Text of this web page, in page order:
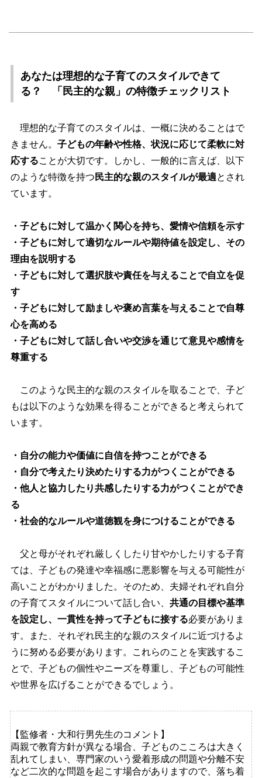
あなたは理想的な子育てのスタイルできて
る？ 「民主的な親」の特徴チェックリスト
理想的な子育てのスタイルは、一概に決めることはで
きません。 子どもの年齢や性格、状況に応じて柔軟に対
応することが大切です。しかし、一般的に言えば、以下
のような特徴を持つ 民主的な親のスタイルが最適とされ
ています。
・子どもに対して温かく関心を持ち、愛情や信頼を示す
・子どもに対して適切なルールや期待値を設定し、その
理由を説明する
・子どもに対して選択肢や責任を与えることで自立を促
す
・子どもに対して励ましや褒め言葉を与えることで自尊
心を高める
・子どもに対して話し合いや交渉を通じて意見や感情を
尊重する
このような民主的な親のスタイルを取ることで、子ど
もは以下のような効果を得ることができると考えられて
います。
・自分の能力や価値に自信を持つことができる
・自分で考えたり決めたりする力がつくことができる
・他人と協力したり共感したりする力がつくことができ
る
・社会的なルールや道徳観を身につけることができる
父と母がそれぞれ厳しくしたり甘やかしたりする子育
ては、子どもの発達や幸福感に悪影響を与える可能性が
高いことがわかりました。そのため、夫婦それぞれ自分
の子育てスタイルについて話し合い、 共通の目標や基準
を設定し、一貫性を持って子どもに接する必要がありま
す。また、それぞれ民主的な親のスタイルに近づけるよ
うに努める必要があります。これらのことを実践するこ
とで、子どもの個性やニーズを尊重し、子どもの可能性
世界を広げることができるでしょう。
【監修者・大和行男先生のコメント】
両親で教育方針が異なる場合、子どものこころは大きく
乱れてしまい、専門家のいう愛着形成の問題や分離不安
など二次的な問題を起こす場合がありますので、落ち着